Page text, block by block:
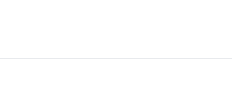
de Cuentas
en órganos colegiados.